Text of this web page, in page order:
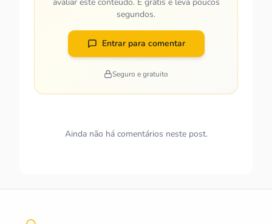
segundos.
Entrar para comentar
Seguro e gratuito
Ainda não há comentários neste post.